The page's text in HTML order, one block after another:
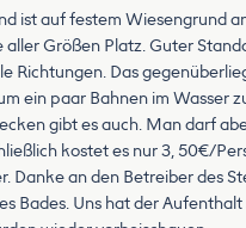
ist auf festem Wiesengrund
aller Größen Platz. Guter
Richtungen. Das
ein paar Bahnen im Wasser
gibt es auch. Man darf
kostet es nur 3, 50€/
Danke an den Betreiber des
Bades. Uns hat der